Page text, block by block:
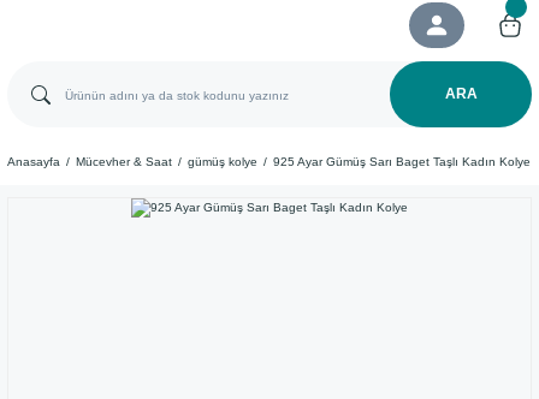
ARA
Anasayfa Mücevher & Saat gümüş kolye 925 Ayar Gümüş Sarı Baget Taşlı Kadın Kolye